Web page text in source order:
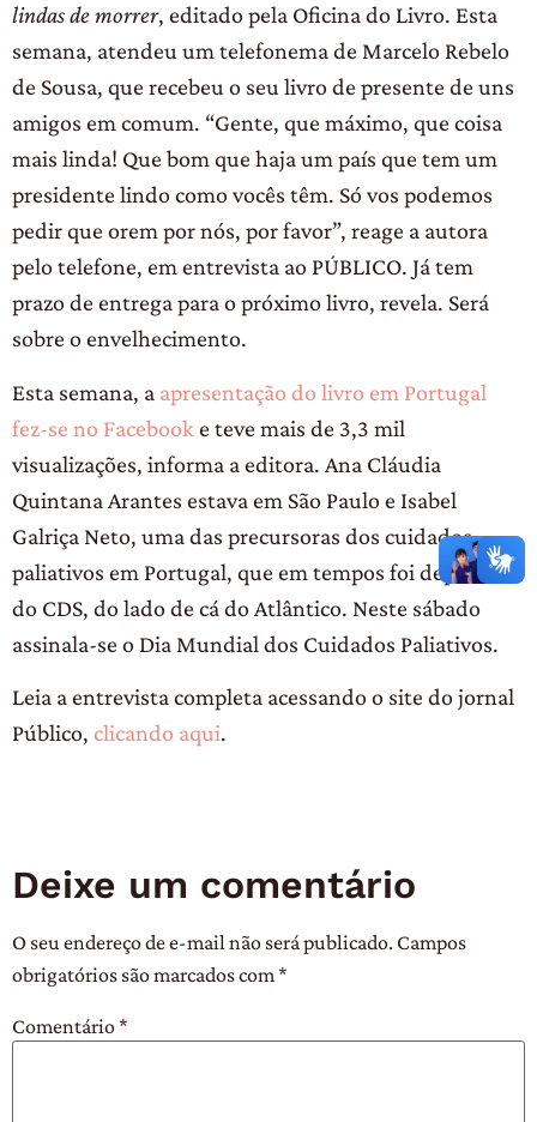
lindas de morrer, editado pela Oficina do Livro. Esta
semana, atendeu um telefonema de Marcelo Rebelo
de Sousa, que recebeu o seu livro de presente de uns
amigos em comum. “Gente, que máximo, que coisa
mais linda! Que bom que haja um país que tem um
presidente lindo como vocês têm. Só vos podemos
pedir que orem por nós, por favor”, reage a autora
pelo telefone, em entrevista ao PÚBLICO. Já tem
prazo de entrega para o próximo livro, revela. Será
sobre o envelhecimento.
Esta semana, a apresentação do livro em Portugal
fez-se no Facebook e teve mais de 3,3 mil
visualizações, informa a editora. Ana Cláudia
Quintana Arantes estava em São Paulo e Isabel
Galriça Neto, uma das precursoras dos cuidados
paliativos em Portugal, que em tempos foi deputada
do CDS, do lado de cá do Atlântico. Neste sábado
assinala-se o Dia Mundial dos Cuidados Paliativos.
Leia a entrevista completa acessando o site do jornal
Público, clicando aqui.
Deixe um comentário
O seu endereço de e-mail não será publicado. Campos
obrigatórios são marcados com *
Comentário*